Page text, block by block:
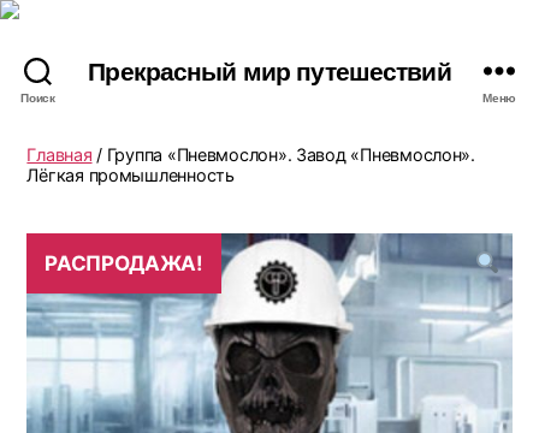
Поиск
Прекрасный мир путешествий
Меню
Главная / Группа «Пневмослон». Завод «Пневмослон».
Лёгкая промышленность
РАСПРОДАЖА!